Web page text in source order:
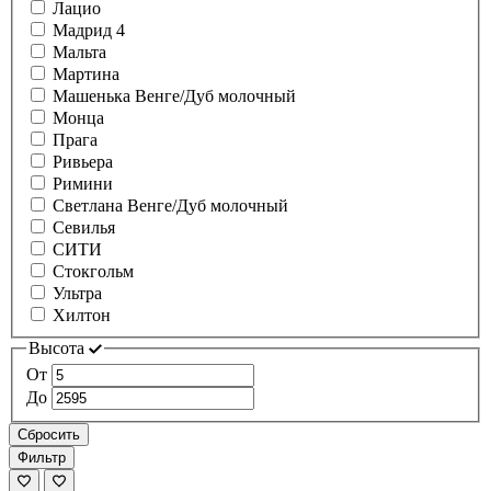
Лацио
Мадрид 4
Мальта
Мартина
Машенька Венге/Дуб молочный
Монца
Прага
Ривьера
Римини
Светлана Венге/Дуб молочный
Севилья
СИТИ
Стокгольм
Ультра
Хилтон
Высота
От
До
Сбросить
Фильтр